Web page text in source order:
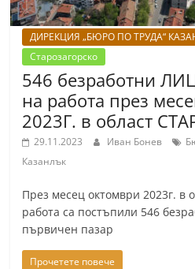
ДИРЕКЦИЯ „БЮРО ПО ТРУДА“
Старозагорско
546 безработни
на работа през
2023Г. в област
29.11.2023 Иван Бонев
Казанлък
През месец октомври 2023г. в
работа са постъпили 546
първичен пазар
Прочетете повече